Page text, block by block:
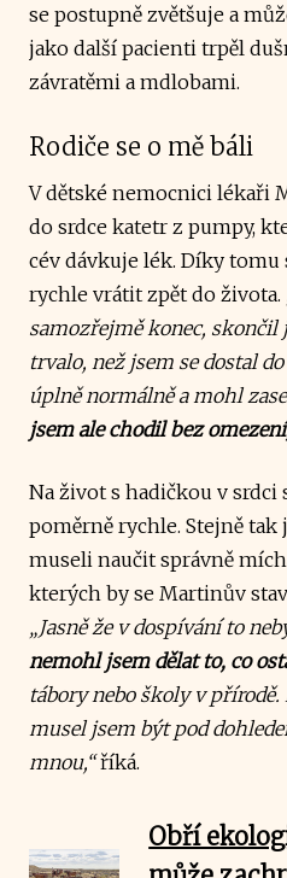
se postupně zvětšuje a
jako další pacienti trpěl
závratěmi a mdlobami.
Rodiče se o mě báli
V dětské nemocnici lékaři
do srdce katetr z pumpy,
cév dávkuje lék. Díky
rychle vrátit zpět do života.
samozřejmě konec, skončil
trvalo, než jsem se dostal
úplně normálně a mohl
jsem ale chodil bez
Na život s hadičkou v
poměrně rychle. Stejně tak
museli naučit správně
kterých by se Martinův
„Jasně že v dospívání to
nemohl jsem dělat to, co
tábory nebo školy v přírodě.
musel jsem být pod
mnou,“říká.
Obří